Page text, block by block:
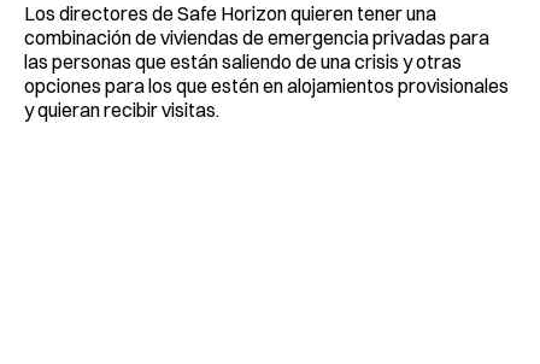
Los directores de Safe Horizon quieren tener una
combinación de viviendas de emergencia privadas para
las personas que están saliendo de una crisis y otras
opciones para los que estén en alojamientos provisionales
y quieran recibir visitas.